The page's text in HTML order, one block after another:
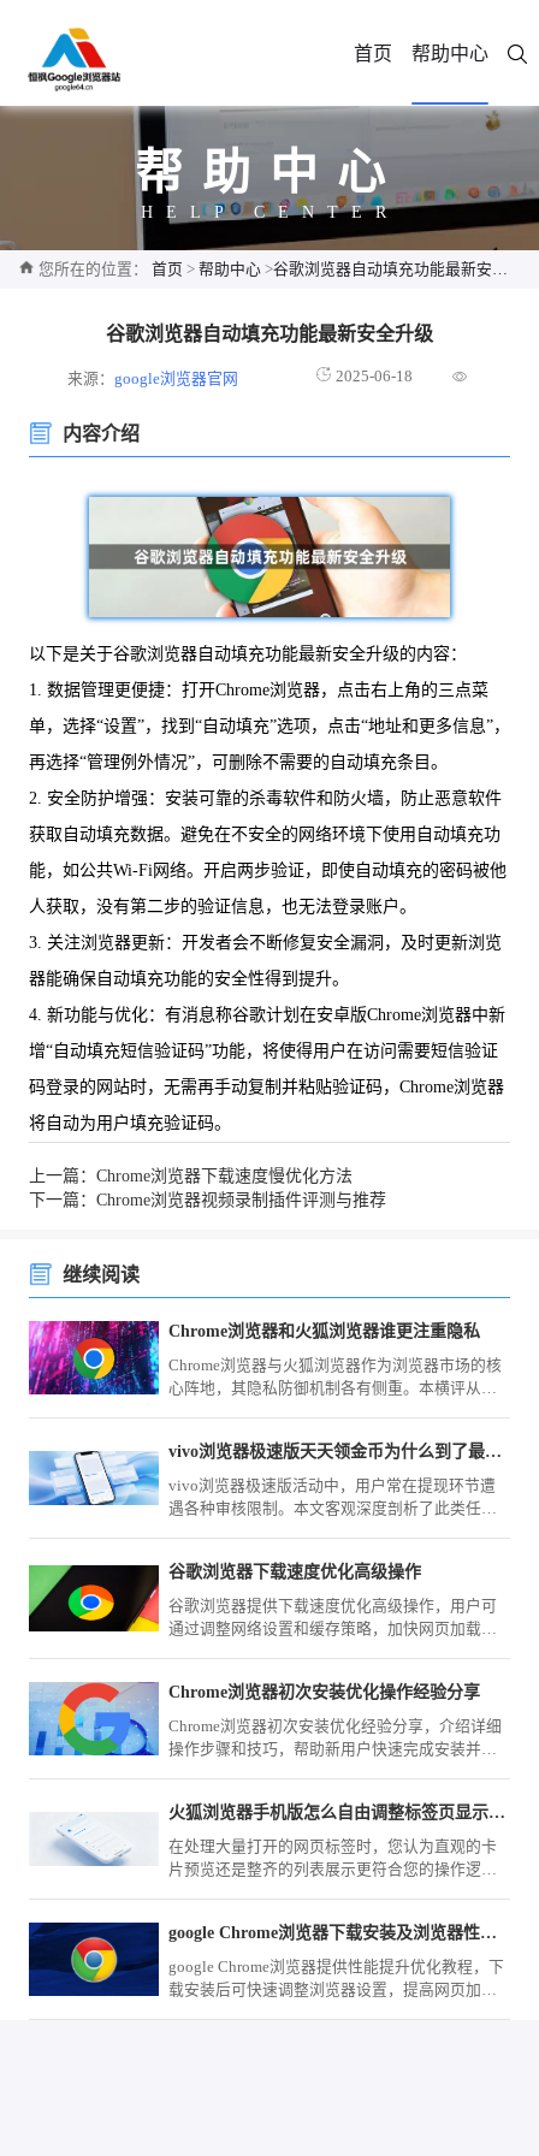
首页 帮助中心
帮助中心
HELP CENTER
您所在的位置： 首页 > 帮助中心 >谷歌浏览器自动填充功能最新安全升级
谷歌浏览器自动填充功能最新安全升级
来源：google浏览器官网 2025-06-18
内容介绍
以下是关于谷歌浏览器自动填充功能最新安全升级的内容：
1. 数据管理更便捷：打开Chrome浏览器，点击右上角的三点菜
单，选择“设置”，找到“自动填充”选项，点击“地址和更多信息”，
再选择“管理例外情况”，可删除不需要的自动填充条目。
2. 安全防护增强：安装可靠的杀毒软件和防火墙，防止恶意软件
获取自动填充数据。避免在不安全的网络环境下使用自动填充功
能，如公共Wi-Fi网络。开启两步验证，即使自动填充的密码被他
人获取，没有第二步的验证信息，也无法登录账户。
3. 关注浏览器更新：开发者会不断修复安全漏洞，及时更新浏览
器能确保自动填充功能的安全性得到提升。
4. 新功能与优化：有消息称谷歌计划在安卓版Chrome浏览器中新
增“自动填充短信验证码”功能，将使得用户在访问需要短信验证
码登录的网站时，无需再手动复制并粘贴验证码，Chrome浏览器
将自动为用户填充验证码。
上一篇：Chrome浏览器下载速度慢优化方法
下一篇：Chrome浏览器视频录制插件评测与推荐
继续阅读
Chrome浏览器和火狐浏览器谁更注重隐私
Chrome浏览器与火狐浏览器作为浏览器市场的核
心阵地，其隐私防御机制各有侧重。本横评从数
vivo浏览器极速版天天领金币为什么到了最终提现总翻车
vivo浏览器极速版活动中，用户常在提现环节遭
遇各种审核限制。本文客观深度剖析了此类任务
谷歌浏览器下载速度优化高级操作
谷歌浏览器提供下载速度优化高级操作，用户可
通过调整网络设置和缓存策略，加快网页加载和
Chrome浏览器初次安装优化操作经验分享
Chrome浏览器初次安装优化经验分享，介绍详细
操作步骤和技巧，帮助新用户快速完成安装并优
火狐浏览器手机版怎么自由调整标签页显示模式
在处理大量打开的网页标签时，您认为直观的卡
片预览还是整齐的列表展示更符合您的操作逻
任务场景。
google Chrome浏览器下载安装及浏览器性能提升优化教程
google Chrome浏览器提供性能提升优化教程，下
载安装后可快速调整浏览器设置，提高网页加载